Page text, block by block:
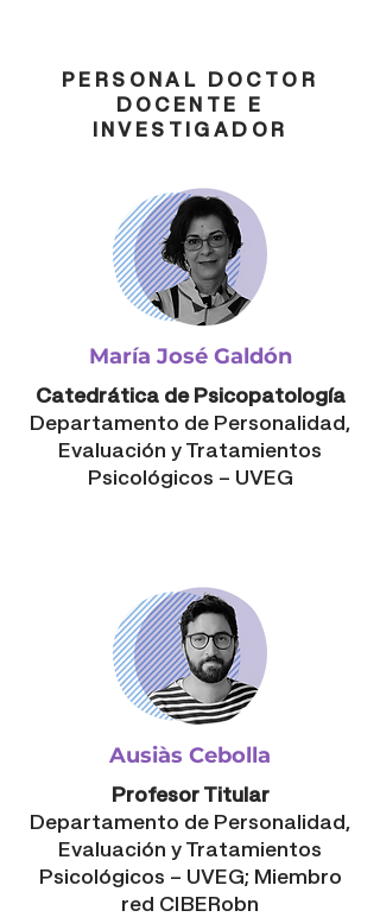
PERSONAL DOCTOR
DOCENTE E
INVESTIGADOR
María José Galdón
Catedrática de Psicopatología
Departamento de Personalidad,
Evaluación y Tratamientos
Psicológicos – UVEG
Ausiàs Cebolla
Profesor Titular
Departamento de Personalidad,
Evaluación y Tratamientos
Psicológicos – UVEG; Miembro
red CIBERobn